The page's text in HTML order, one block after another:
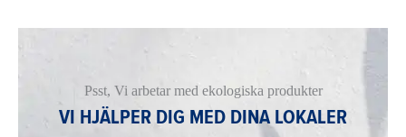
Psst, Vi arbetar med ekologiska produkter
VI HJÄLPER DIG MED DINA LOKALER